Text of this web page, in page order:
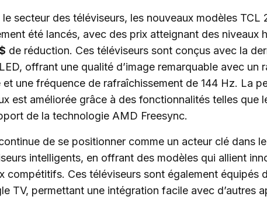
le secteur des téléviseurs, les nouveaux modèles
été lancés, avec des prix atteignant des niveaux
de réduction. Ces téléviseurs sont conçus avec la
offrant une qualité d’image remarquable avec un
et une fréquence de rafraîchissement de 144 Hz. La
est améliorée grâce à des fonctionnalités telles que
de la technologie AMD Freesync.
de se positionner comme un acteur clé dans
intelligents, en offrant des modèles qui allient
compétitifs. Ces téléviseurs sont également équipés
TV, permettant une intégration facile avec d’autres